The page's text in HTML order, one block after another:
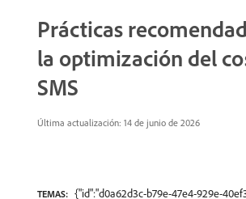
Prácticas
la optimización del
SMS
Última actualización: 14 de junio de 2026
TEMAS: {"id":"d0a62d3c-b79e-47e4-929e-